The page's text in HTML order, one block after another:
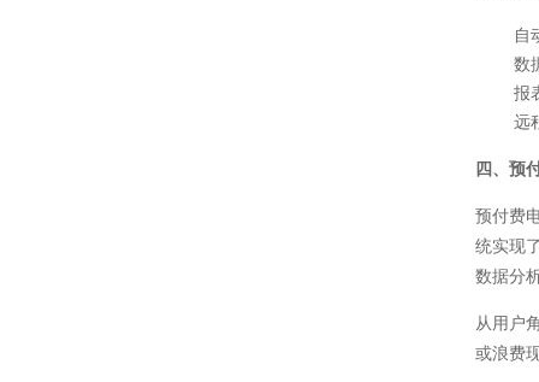
自
数
报
远
四、预
预付费
统实现
数据分
从用户
或浪费